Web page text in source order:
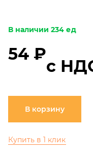
В наличии 234 ед
54 ₽
с
В корзину
Купить в 1 клик